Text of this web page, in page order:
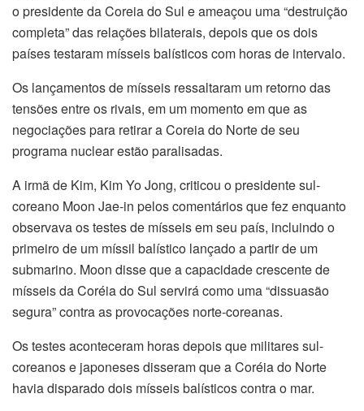
o presidente da Coreia do Sul e ameaçou uma “destruição
completa” das relações bilaterais, depois que os dois
países testaram mísseis balísticos com horas de intervalo.
Os lançamentos de mísseis ressaltaram um retorno das
tensões entre os rivais, em um momento em que as
negociações para retirar a Coreia do Norte de seu
programa nuclear estão paralisadas.
A irmã de Kim, Kim Yo Jong, criticou o presidente sul-
coreano Moon Jae-in pelos comentários que fez enquanto
observava os testes de mísseis em seu país, incluindo o
primeiro de um míssil balístico lançado a partir de um
submarino. Moon disse que a capacidade crescente de
mísseis da Coréia do Sul servirá como uma “dissuasão
segura” contra as provocações norte-coreanas.
Os testes aconteceram horas depois que militares sul-
coreanos e japoneses disseram que a Coréia do Norte
havia disparado dois mísseis balísticos contra o mar.